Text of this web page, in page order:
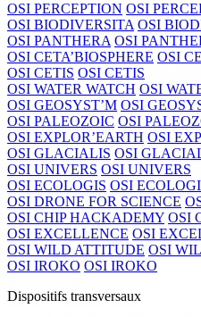
OSI PERCEPTION OSI
OSI BIODIVERSITA OSI
OSI PANTHERA OSI
OSI CETA’BIOSPHERE OSI
OSI CETIS OSI CETIS
OSI WATER WATCH OSI
OSI GEOSYST’M OSI
OSI PALEOZOIC OSI
OSI EXPLOR’EARTH OSI
OSI GLACIALIS OSI
OSI UNIVERS OSI UNIVERS
OSI ECOLOGIS OSI
OSI DRONE FOR SCIENCE
OSI CHIP HACKADEMY OSI
OSI EXCELLENCE OSI
OSI WILD ATTITUDE OSI
OSI IROKO OSI IROKO
Dispositifs transversaux